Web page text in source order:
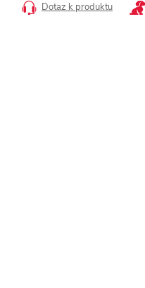
Dotaz k produktu